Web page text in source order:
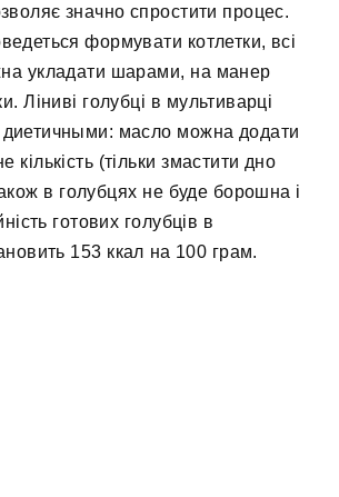
значно спростити процес.
формувати котлетки, всі
укладати шарами, на манер
Ліниві голубці в мультиварці
диетичными: масло можна додати
кількість (тільки змастити дно
в голубцях не буде борошна і
готових голубців в
153 ккал на 100 грам.